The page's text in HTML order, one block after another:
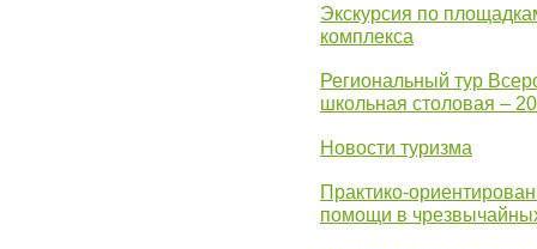
Экскурсия по
комплекса
Региональный тур
школьная столовая –
Новости туризма
Практико-
помощи в